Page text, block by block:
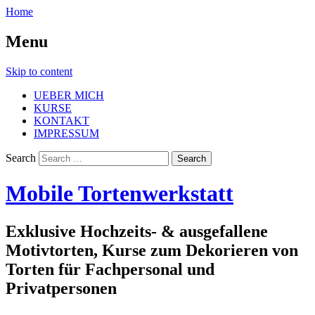
Home
Menu
Skip to content
UEBER MICH
KURSE
KONTAKT
IMPRESSUM
Search
Mobile Tortenwerkstatt
Exklusive Hochzeits- & ausgefallene
Motivtorten, Kurse zum Dekorieren von
Torten für Fachpersonal und
Privatpersonen